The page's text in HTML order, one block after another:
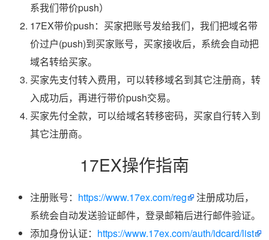
系我们带价push）
17EX带价push：买家把账号发给我们，我们把域名带
价过户(push)到买家账号，买家接收后，系统会自动把
域名转给买家。
买家先支付转入费用，可以转移域名到其它注册商，转
入成功后，再进行带价push交易。
买家先付全款，可以给域名转移密码，买家自行转入到
其它注册商。
17EX操作指南
注册账号： https://www.17ex.com/reg
注册成功后，
系统会自动发送验证邮件，登录邮箱后进行邮件验证。
添加身份认证： https://www.17ex.com/auth/idcard/list